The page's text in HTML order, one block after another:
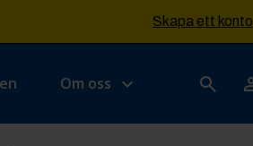
Skapa ett konto
Om oss